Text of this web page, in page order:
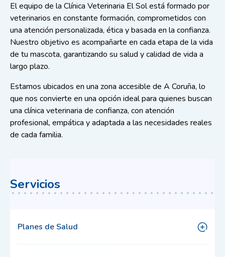
El equipo de la Clínica Veterinaria El Sol está formado por
veterinarios en constante formación, comprometidos con
una atención personalizada, ética y basada en la confianza.
Nuestro objetivo es acompañarte en cada etapa de la vida
de tu mascota, garantizando su salud y calidad de vida a
largo plazo.
Estamos ubicados en una zona accesible de A Coruña, lo
que nos convierte en una opción ideal para quienes buscan
una clínica veterinaria de confianza, con atención
profesional, empática y adaptada a las necesidades reales
de cada familia.
Servicios
Planes de Salud